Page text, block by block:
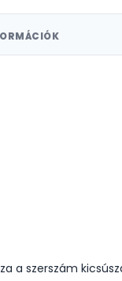
a szerszám